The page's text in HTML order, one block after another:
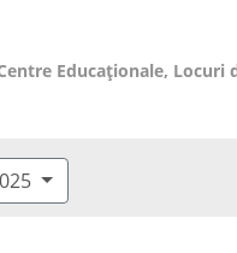
Educaționale, Locuri